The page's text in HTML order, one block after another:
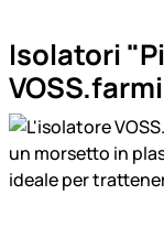
Isolatori
Galleria prodotti